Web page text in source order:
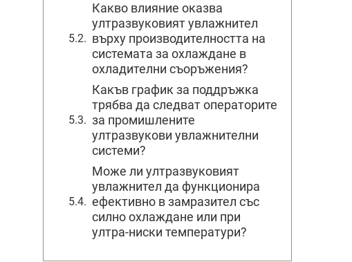
Какво влияние оказва
ултразвуковият увлажнител
върху производителността на
системата за охлаждане в
охладителни съоръжения?
Какъв график за поддръжка
трябва да следват операторите
за промишлените
ултразвукови увлажнителни
системи?
Може ли ултразвуковият
увлажнител да функционира
ефективно в замразител със
силно охлаждане или при
ултра-ниски температури?